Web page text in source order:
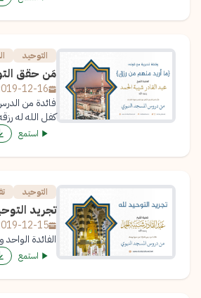
التوحيد
مَن حقق
12-16
فائدة من
كفل الله له
استمع
التوحيد
تجريد
12-15
الفائدة
استمع